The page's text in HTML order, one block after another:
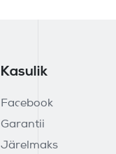
Kasulik
Facebook
Garantii
Järelmaks